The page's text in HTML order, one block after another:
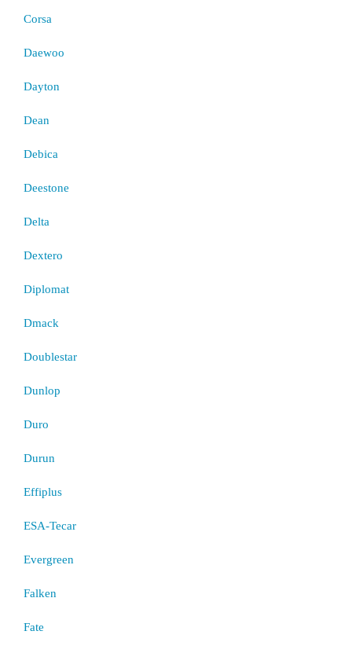
Corsa
Daewoo
Dayton
Dean
Debica
Deestone
Delta
Dextero
Diplomat
Dmack
Doublestar
Dunlop
Duro
Durun
Effiplus
ESA-Tecar
Evergreen
Falken
Fate